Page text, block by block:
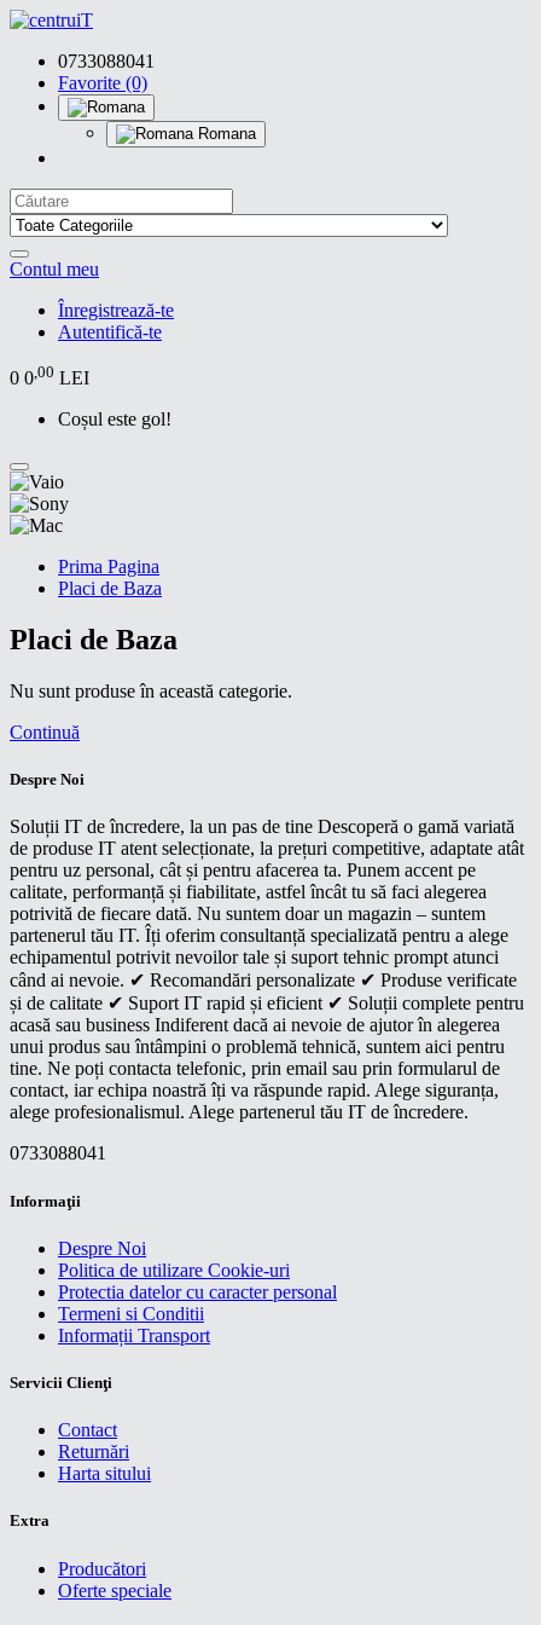
0733088041
Favorite (0)
Romana
Contul meu
Înregistrează-te
Autentifică-te
0 0,00 LEI
Coșul este gol!
Prima Pagina
Placi de Baza
Placi de Baza
Nu sunt produse în această categorie.
Continuă
Despre Noi
Soluții IT de încredere, la un pas de tine Descoperă o gamă variată
de produse IT atent selecționate, la prețuri competitive, adaptate atât
pentru uz personal, cât și pentru afacerea ta. Punem accent pe
calitate, performanță și fiabilitate, astfel încât tu să faci alegerea
potrivită de fiecare dată. Nu suntem doar un magazin – suntem
partenerul tău IT. Îți oferim consultanță specializată pentru a alege
echipamentul potrivit nevoilor tale și suport tehnic prompt atunci
când ai nevoie. ✔ Recomandări personalizate ✔ Produse verificate
și de calitate ✔ Suport IT rapid și eficient ✔ Soluții complete pentru
acasă sau business Indiferent dacă ai nevoie de ajutor în alegerea
unui produs sau întâmpini o problemă tehnică, suntem aici pentru
tine. Ne poți contacta telefonic, prin email sau prin formularul de
contact, iar echipa noastră îți va răspunde rapid. Alege siguranța,
alege profesionalismul. Alege partenerul tău IT de încredere.
0733088041
Informaţii
Despre Noi
Politica de utilizare Cookie-uri
Protectia datelor cu caracter personal
Termeni si Conditii
Informații Transport
Servicii Clienţi
Contact
Returnări
Harta sitului
Extra
Producători
Oferte speciale